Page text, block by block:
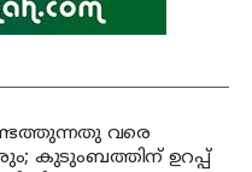
വരെ
കുടുംബത്തിന് ഉറപ്പ്